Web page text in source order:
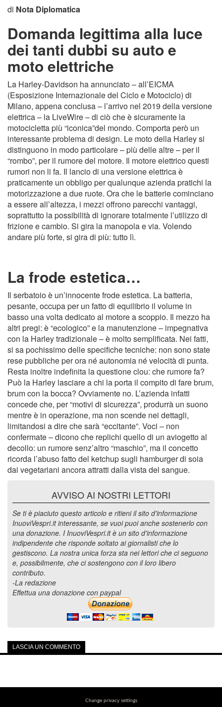
di Nota Diplomatica
Domanda legittima alla luce
dei tanti dubbi su auto e
moto elettriche
La Harley-Davidson ha annunciato – all’EICMA
(Esposizione Internazionale del Ciclo e Motociclo) di
Milano, appena conclusa – l’arrivo nel 2019 della versione
elettrica – la LiveWire – di ciò che è sicuramente la
motocicletta più “iconica”del mondo. Comporta però un
interessante problema di design. Le moto della Harley si
distinguono in modo particolare – più delle altre – per il
“rombo”, per il rumore del motore. Il motore elettrico questi
rumori non li fa. Il lancio di una versione elettrica è
praticamente un obbligo per qualunque azienda pratichi la
motorizzazione a due ruote. Ora che le batterie cominciano
a essere all’altezza, i mezzi offrono parecchi vantaggi,
soprattutto la possibilità di ignorare totalmente l’utilizzo di
frizione e cambio. Si gira la manopola e via. Volendo
andare più forte, si gira di più: tutto lì.
La frode estetica…
Il serbatoio è un’innocente frode estetica. La batteria,
pesante, occupa per un fatto di equilibrio il volume in
basso una volta dedicato al motore a scoppio. Il mezzo ha
altri pregi: è “ecologico” e la manutenzione – impegnativa
con la Harley tradizionale – è molto semplificata. Nei fatti,
si sa pochissimo delle specifiche tecniche: non sono state
rese pubbliche per ora né autonomia né velocità di punta.
Resta inoltre indefinita la questione clou: che rumore fa?
Può la Harley lasciare a chi la porta il compito di fare brum,
brum con la bocca? Ovviamente no. L’azienda infatti
concede che, per “motivi di sicurezza”, produrrà un suono
mentre è in operazione, ma non scende nei dettagli,
limitandosi a dire che sarà “eccitante”. Voci – non
confermate – dicono che replichi quello di un aviogetto al
decollo: un rumore senz’altro “maschio”, ma il concetto
ricorda l’abuso fatto del ketchup sugli hamburger di soia
dai vegetariani ancora attratti dalla vista del sangue.
AVVISO AI NOSTRI LETTORI
Se ti è piaciuto questo articolo e ritieni il sito d'informazione
InuoviVespri.it interessante, se vuoi puoi anche sostenerlo con
una donazione. I InuoviVespri.it è un sito d'informazione
indipendente che risponde soltato ai giornalisti che lo
gestiscono. La nostra unica forza sta nei lettori che ci seguono
e, possibilmente, che ci sostengono con il loro libero
contributo.
-La redazione
Effettua una donazione con paypal
LASCIA UN COMMENTO
Change privacy settings